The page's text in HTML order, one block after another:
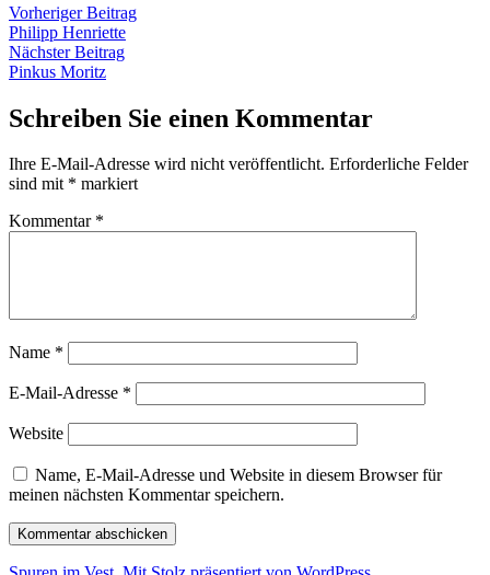
Beitragsnavigation
Vorheriger BeitragVorheriger
Philipp Henriette
Nächster BeitragNächster
Pinkus Moritz
Schreiben Sie einen Kommentar
Ihre E-Mail-Adresse wird nicht veröffentlicht. Erforderliche Felder
sind mit * markiert
Kommentar *
Name *
E-Mail-Adresse *
Website
Name, E-Mail-Adresse und Website in diesem Browser für
meinen nächsten Kommentar speichern.